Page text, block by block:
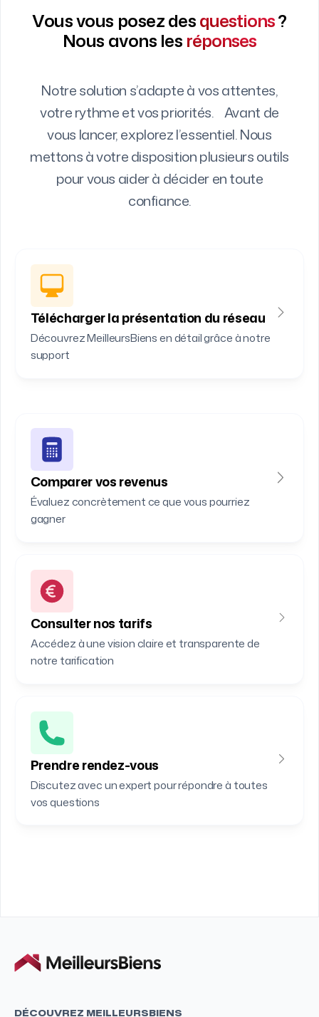
Vous vous posez desquestions?
Nous avons les réponses
Notre solution s’adapte à vos attentes,
votre rythme et vos priorités. Avant de
vous lancer, explorez l’essentiel. Nous
mettons à votre disposition plusieurs outils
pour vous aider à décider en toute
confiance.
Télécharger la présentation du réseau
Découvrez MeilleursBiens en détail grâce à notre
support
Comparer vos revenus
Évaluez concrètement ce que vous pourriez
gagner
Consulter nos tarifs
Accédez à une vision claire et transparente de
notre tarification
Prendre rendez-vous
Discutez avec un expert pour répondre à toutes
vos questions
DÉCOUVREZ MEILLEURSBIENS